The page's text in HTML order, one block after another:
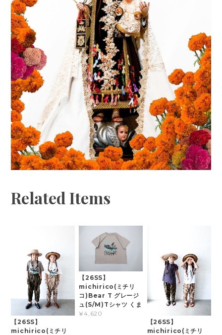
Related Items
【26SS】
michirico(ミチリ
【26SS】
michirico(ミチリ
コ)Bear T グレージ
ュ(S/M)Tシャツ くま
¥4,620
【26SS】
michirico(ミチリ